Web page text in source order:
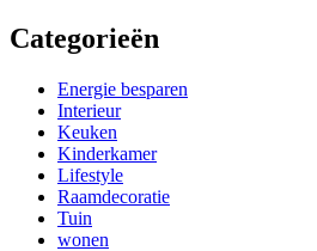
Categorieën
Energie besparen
Interieur
Keuken
Kinderkamer
Lifestyle
Raamdecoratie
Tuin
wonen